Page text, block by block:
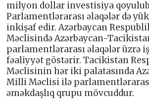
milyon dollar investisiya
Parlamentlərarası əlaqələr də
inkişaf edir. Azərbaycan
Məclisində Azərbaycan-
parlamentlərarası əlaqələr üzrə
fəaliyyət göstərir. Tacikistan
Məclisinin hər iki palatasında
Milli Məclisi ilə
əməkdaşlıq qrupu mövcuddur.